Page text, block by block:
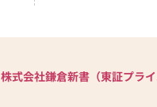
株式会社鎌倉新書（東証プラ